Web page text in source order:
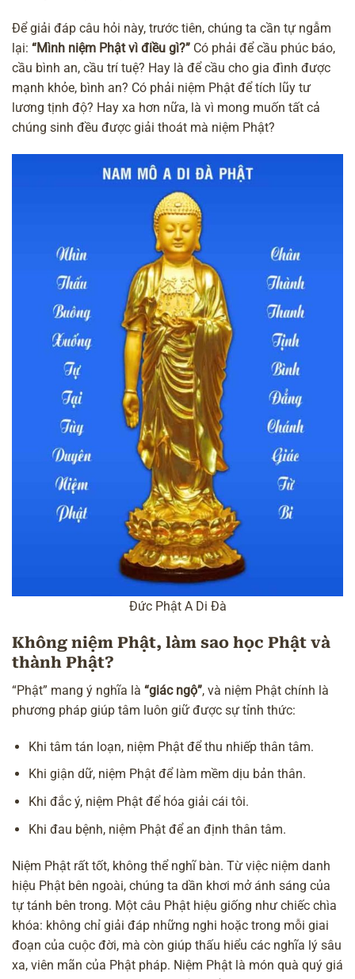
Để giải đáp câu hỏi này, trước tiên, chúng ta cần tự ngẫm
lại: “Mình niệm Phật vì điều gì?” Có phải để cầu phúc báo,
cầu bình an, cầu trí tuệ? Hay là để cầu cho gia đình được
mạnh khỏe, bình an? Có phải niệm Phật để tích lũy tư
lương tịnh độ? Hay xa hơn nữa, là vì mong muốn tất cả
chúng sinh đều được giải thoát mà niệm Phật?
Đức Phật A Di Đà
Không niệm Phật, làm sao học Phật và
thành Phật?
“Phật” mang ý nghĩa là “giác ngộ”, và niệm Phật chính là
phương pháp giúp tâm luôn giữ được sự tỉnh thức:
Khi tâm tán loạn, niệm Phật để thu nhiếp thân tâm.
Khi giận dữ, niệm Phật để làm mềm dịu bản thân.
Khi đắc ý, niệm Phật để hóa giải cái tôi.
Khi đau bệnh, niệm Phật để an định thân tâm.
Niệm Phật rất tốt, không thể nghĩ bàn. Từ việc niệm danh
hiệu Phật bên ngoài, chúng ta dần khơi mở ánh sáng của
tự tánh bên trong. Một câu Phật hiệu giống như chiếc chìa
khóa: không chỉ giải đáp những nghi hoặc trong mỗi giai
đoạn của cuộc đời, mà còn giúp thấu hiểu các nghĩa lý sâu
xa, viên mãn của Phật pháp. Niệm Phật là món quà quý giá